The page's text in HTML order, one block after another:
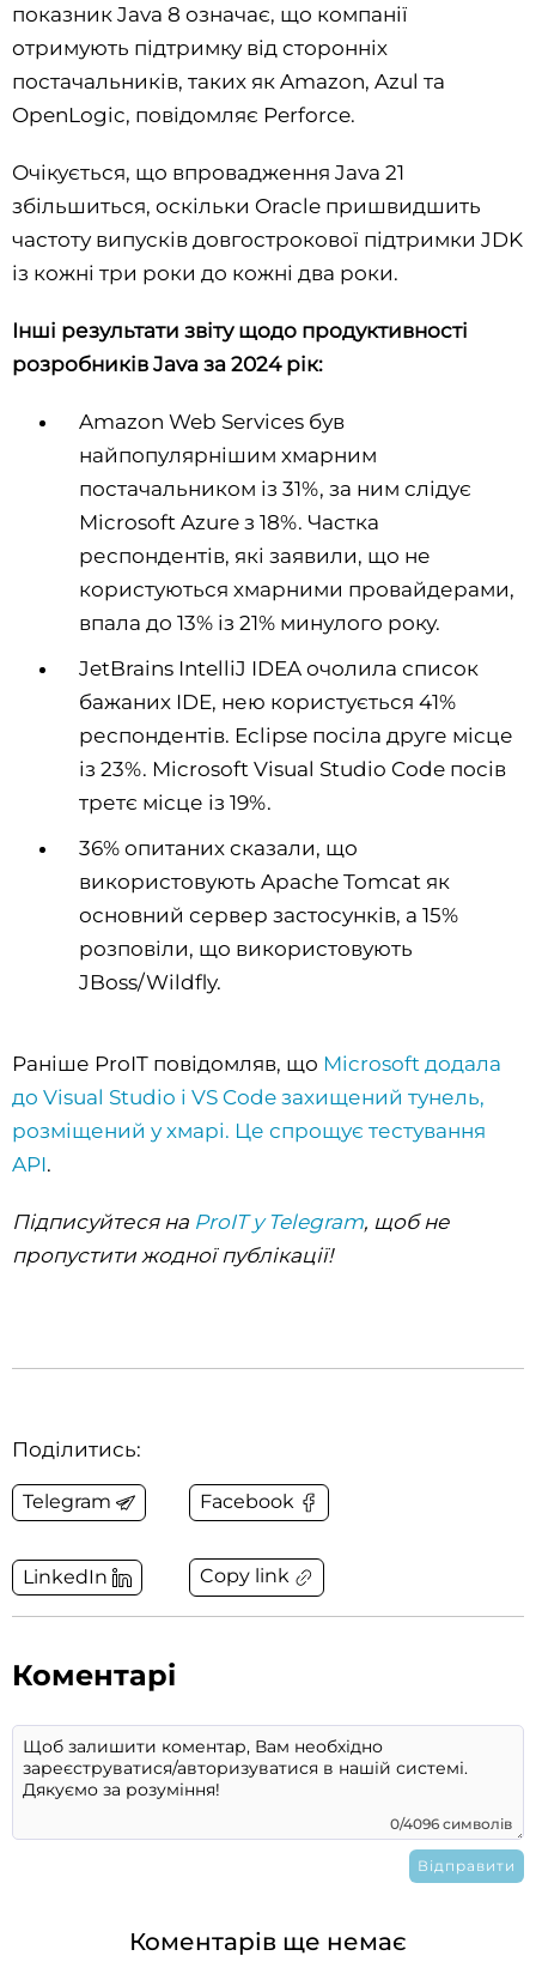
показник Java 8 означає, що компанії
отримують підтримку від сторонніх
постачальників, таких як Amazon, Azul та
OpenLogic, повідомляє Perforce.
Очікується, що впровадження Java 21
збільшиться, оскільки Oracle пришвидшить
частоту випусків довгострокової підтримки JDK
із кожні три роки до кожні два роки.
Інші результати звіту щодо продуктивності
розробників Java за 2024 рік:
Amazon Web Services був
найпопулярнішим хмарним
постачальником із 31%, за ним слідує
Microsoft Azure з 18%. Частка
респондентів, які заявили, що не
користуються хмарними провайдерами,
впала до 13% із 21% минулого року.
JetBrains IntelliJ IDEA очолила список
бажаних IDE, нею користується 41%
респондентів. Eclipse посіла друге місце
із 23%. Microsoft Visual Studio Code посів
третє місце із 19%.
36% опитаних сказали, що
використовують Apache Tomcat як
основний сервер застосунків, а 15%
розповіли, що використовують
JBoss/Wildfly.
Раніше ProIT повідомляв, що Microsoft додала
до Visual Studio і VS Code захищений тунель,
розміщений у хмарі. Це спрощує тестування
API.
Підписуйтеся на ProIT у Telegram, щоб не
пропустити жодної публікації!
Поділитись:
Telegram Facebook
LinkedIn Copy link
Коментарі
0/4096 символів
Коментарів ще немає